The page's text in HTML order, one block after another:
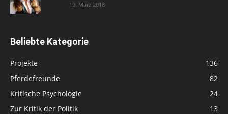
19. März 2018
Beliebte Kategorie
Projekte
136
Pferdefreunde
82
Kritische Psychologie
24
Zur Kritik der Politik
13